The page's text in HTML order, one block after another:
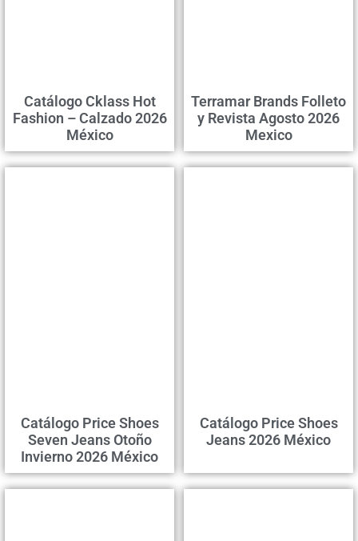
Catálogo Cklass Hot
Fashion – Calzado 2026
México
Terramar Brands Folleto
y Revista Agosto 2026
Mexico
Catálogo Price Shoes
Seven Jeans Otoño
Invierno 2026 México
Catálogo Price Shoes
Jeans 2026 México